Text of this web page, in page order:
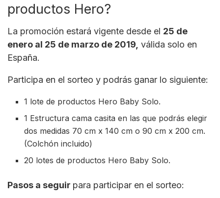
productos Hero?
La promoción estará vigente desde el 25 de
enero al 25 de marzo de 2019, válida solo en
España.
Participa en el sorteo y podrás ganar lo siguiente:
1 lote de productos Hero Baby Solo.
1 Estructura cama casita en las que podrás elegir
dos medidas 70 cm x 140 cm o 90 cm x 200 cm.
(Colchón incluido)
20 lotes de productos Hero Baby Solo.
Pasos a seguir para participar en el sorteo: